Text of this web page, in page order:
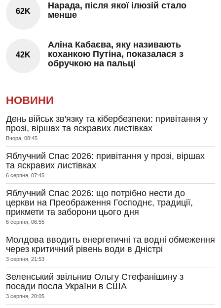
62K
Нарада, після якої ілюзій стало
менше
42K
Аліна Кабаєва, яку називають
коханкою Путіна, показалася з
обручкою на пальці
НОВИНИ
День військ зв'язку та кібербезпеки: привітання у
прозі, віршах та яскравих листівках
Вчора, 08:45
Яблучний Спас 2026: привітання у прозі, віршах
та яскравих листівках
6 серпня, 07:45
Яблучний Спас 2026: що потрібно нести до
церкви на Преображення Господнє, традиції,
прикмети та заборони цього дня
6 серпня, 06:55
Молдова вводить енергетичні та водні обмеження
через критичний рівень води в Дністрі
3 серпня, 21:53
Зеленський звільнив Ольгу Стефанішину з
посади посла України в США
3 серпня, 20:05